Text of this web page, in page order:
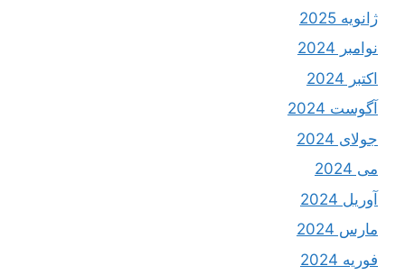
ژانویه 2025
نوامبر 2024
اکتبر 2024
آگوست 2024
جولای 2024
می 2024
آوریل 2024
مارس 2024
فوریه 2024